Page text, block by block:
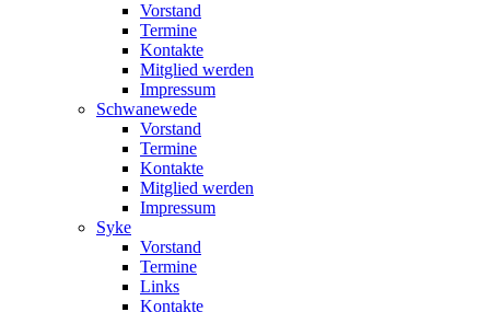
Vorstand
Termine
Kontakte
Mitglied werden
Impressum
Schwanewede
Vorstand
Termine
Kontakte
Mitglied werden
Impressum
Syke
Vorstand
Termine
Links
Kontakte